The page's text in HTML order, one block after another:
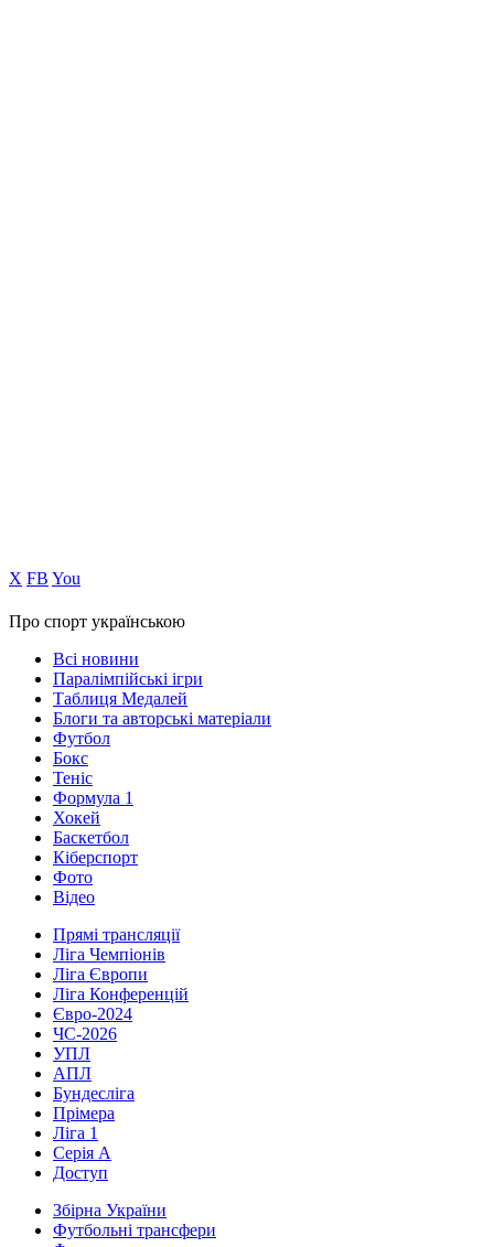
Х FB You
Про спорт українською
Всі новини
Паралімпійські ігри
Таблиця Медалей
Блоги та авторські матеріали
Футбол
Бокс
Теніс
Формула 1
Хокей
Баскетбол
Кіберспорт
Фото
Відео
Прямі трансляції
Ліга Чемпіонів
Ліга Європи
Ліга Конференцій
Євро-2024
ЧС-2026
УПЛ
АПЛ
Бундесліга
Прімера
Ліга 1
Серія А
Доступ
Збірна України
Футбольні трансфери